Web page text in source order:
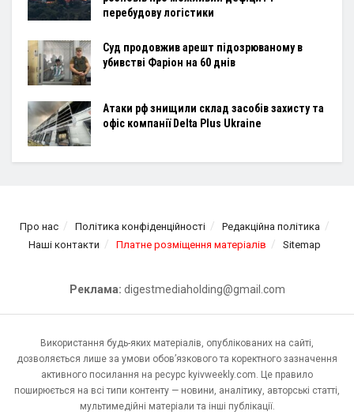
перебудову логістики
Суд продовжив арешт підозрюваному в
убивстві Фаріон на 60 днів
Атаки рф знищили склад засобів захисту та
офіс компанії Delta Plus Ukraine
Про нас Політика конфіденційності
Редакційна політика
Наші контакти
Платне розміщення матеріалів Sitemap
Реклама: digestmediaholding@gmail.com
Використання будь-яких матеріалів, опублікованих на сайті,
дозволяється лише за умови обов’язкового та коректного зазначення
активного посилання на ресурс kyivweekly.com. Це правило
поширюється на всі типи контенту — новини, аналітику, авторські статті,
мультимедійні матеріали та інші публікації.